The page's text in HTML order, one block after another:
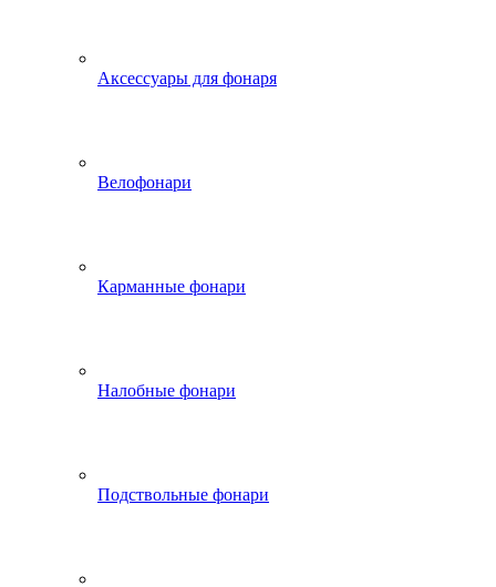
Аксессуары для фонаря
Велофонари
Карманные фонари
Налобные фонари
Подствольные фонари